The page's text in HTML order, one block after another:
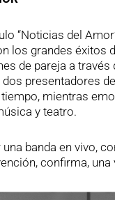
“Noticias del
los grandes éxitos
de pareja a
dos presentadores
mientras
y teatro.
banda en vivo,
confirma,